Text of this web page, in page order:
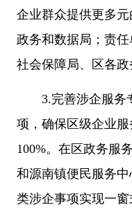
企业群众提供更多
政务和数据局；责
社会保障局、区各政
3.完善涉企服务
项，确保区级企业
100%。在区政务服
和源南镇便民服务
类涉企事项实现一窗